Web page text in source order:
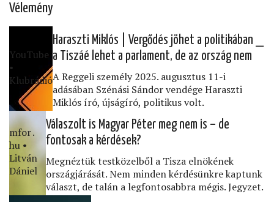
Vélemény
YouTube
•
Klubrádió
Haraszti Miklós | Vergődés jöhet a politikában ⎯
a Tiszáé lehet a parlament, de az ország nem
A Reggeli személy 2025. augusztus 11-i
adásában Szénási Sándor vendége Haraszti
Miklós író, újságíró, politikus volt.
mfor․
hu •
Litván
Dániel
Válaszolt is Magyar Péter meg nem is – de
fontosak a kérdések?
Megnéztük testközelből a Tisza elnökének
országjárását. Nem minden kérdésünkre kaptunk
választ, de talán a legfontosabbra mégis. Jegyzet.